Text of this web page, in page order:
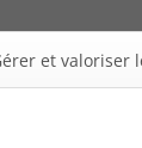
et valoriser